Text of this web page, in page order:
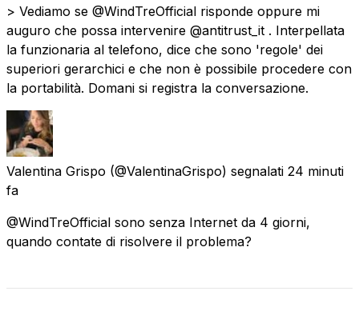
> Vediamo se @WindTreOfficial risponde oppure mi
auguro che possa intervenire @antitrust_it . Interpellata
la funzionaria al telefono, dice che sono 'regole' dei
superiori gerarchici e che non è possibile procedere con
la portabilità. Domani si registra la conversazione.
Valentina Grispo (@ValentinaGrispo) segnalati 24 minuti
fa
@WindTreOfficial sono senza Internet da 4 giorni,
quando contate di risolvere il problema?